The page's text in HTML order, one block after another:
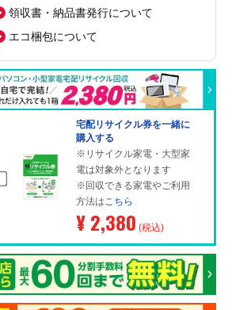
領収書・納品書発行について
エコ梱包について
宅配リサイクル券を一緒に
購入する
※リサイクル家電・大型家
電は対象外となります
※回収できる家電やご利用
方法はこちら
¥ 2,380 (税込)